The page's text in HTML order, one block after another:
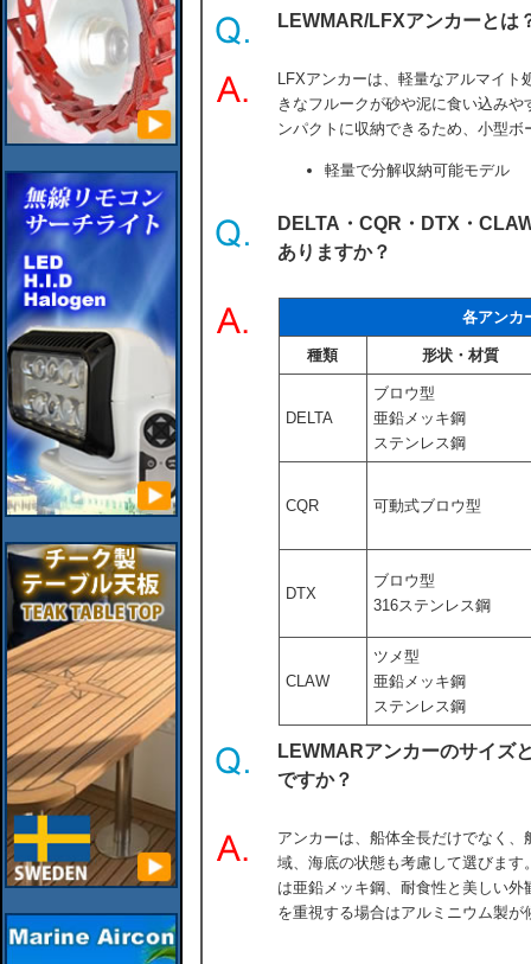
LEWMAR/LFXアンカーとは
LFXアンカーは、軽量なアルマイト
きなフルークが砂や泥に食い込み
ンパクトに収納できるため、小型
軽量で分解収納可能モデル
DELTA・CQR・DTX・
ありますか？
各アンカ
種類 形状・材質
DELTA
ブロウ型
亜鉛メッキ鋼
ステンレス鋼
CQR 可動式ブロウ型
DTX
ブロウ型
316ステンレス鋼
CLAW
ツメ型
亜鉛メッキ鋼
ステンレス鋼
LEWMARアンカーのサイズ
ですか？
アンカーは、船体全長だけでなく
域、海底の状態も考慮して選びま
は亜鉛メッキ鋼、耐食性と美しい
を重視する場合はアルミニウム製が